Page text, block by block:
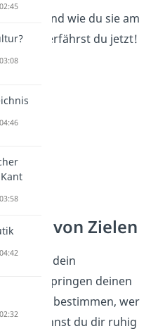
sind und wie du sie am
erfährst du jetzt!
von Zielen
für dein
. Sie entspringen deinen
und bestimmen, wer
Dabei kannst du dir ruhig